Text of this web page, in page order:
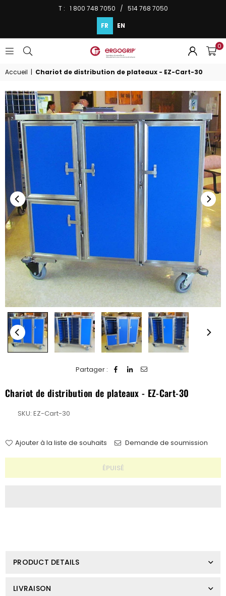
T : 1 800 748 7050 / 514 768 7050
FR EN
ERGOGRIP
INC.
0
Accueil | Chariot de distribution de plateaux - EZ-Cart-30
Partager :
Chariot de distribution de plateaux - EZ-Cart-30
SKU: EZ-Cart-30
Ajouter à la liste de souhaits
Demande de soumission
ÉPUISÉ
PRODUCT DETAILS
LIVRAISON